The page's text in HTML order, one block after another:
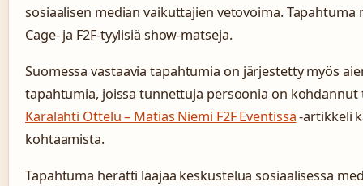
sosiaalisen median vaikuttajien vetovoima.
Cage- ja F2F-tyylisiä show-matseja.
Suomessa vastaavia tapahtumia on järjestetty myös
tapahtumia, joissa tunnettuja persoonia on kohdannut
Karalahti Ottelu – Matias Niemi F2F Eventissä-artikkeli
kohtaamista.
Tapahtuma herätti laajaa keskustelua sosiaalisessa